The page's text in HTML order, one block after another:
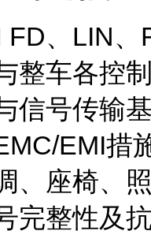
FD、 LIN、
整车各控
信号传输
EMI措
、座椅、
完整性及